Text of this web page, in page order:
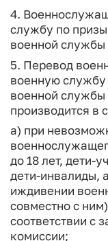
4.
службу по
военной службы
5. Перевод
военную службу
военной службы
производится в
а) при
до 18 лет, дети-
дети-инвалиды,
иждивении
совместно с
соответствии с
комиссии;